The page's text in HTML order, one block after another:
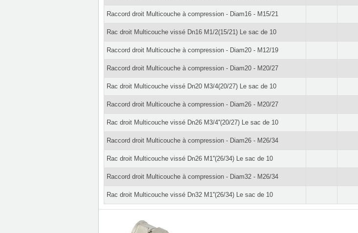
Raccord droit Multicouche à compression - Diam16 - M15/21
Rac droit Multicouche vissé Dn16 M1/2(15/21) Le sac de 10
Raccord droit Multicouche à compression - Diam20 - M12/19
Raccord droit Multicouche à compression - Diam20 - M20/27
Rac droit Multicouche vissé Dn20 M3/4(20/27) Le sac de 10
Raccord droit Multicouche à compression - Diam26 - M20/27
Rac droit Multicouche vissé Dn26 M3/4''(20/27) Le sac de 10
Raccord droit Multicouche à compression - Diam26 - M26/34
Rac droit Multicouche vissé Dn26 M1''(26/34) Le sac de 10
Raccord droit Multicouche à compression - Diam32 - M26/34
Rac droit Multicouche vissé Dn32 M1''(26/34) Le sac de 10